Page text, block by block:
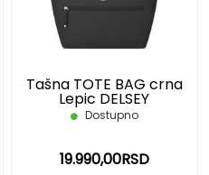
Tašna TOTE BAG crna
Lepic DELSEY
Dostupno
19.990,00RSD